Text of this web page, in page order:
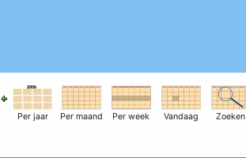
Per jaar Per maand Per week Vandaag Zoeken